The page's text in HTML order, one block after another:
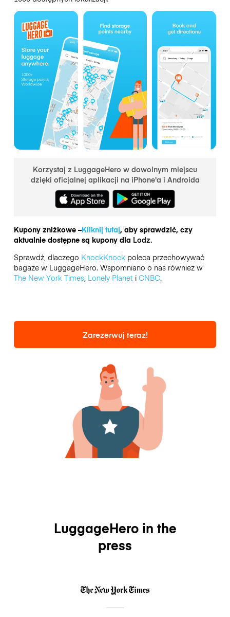
Korzystaj z LuggageHero w dowolnym miejscu
dzięki oficjalnej aplikacji na iPhone'a i Androida
Kupony zniżkowe –Kliknij tutaj, aby sprawdzić, czy
aktualnie dostępne są kupony dla Lodz.
Sprawdź, dlaczego KnockKnockpoleca przechowywać
bagaże w LuggageHero. Wspomniano o nas również w
The New York Times, Lonely Planeti CNBC.
Zarezerwuj teraz!
LuggageHero in the
press